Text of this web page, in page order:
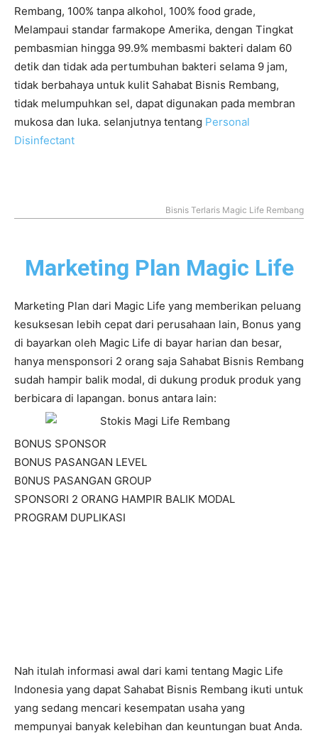
Rembang, 100% tanpa alkohol, 100% food grade,
Melampaui standar farmakope Amerika, dengan Tingkat
pembasmian hingga 99.9% membasmi bakteri dalam 60
detik dan tidak ada pertumbuhan bakteri selama 9 jam,
tidak berbahaya untuk kulit Sahabat Bisnis Rembang,
tidak melumpuhkan sel, dapat digunakan pada membran
mukosa dan luka. selanjutnya tentang Personal
Disinfectant
Bisnis Terlaris Magic Life Rembang
Marketing Plan Magic Life
Marketing Plan dari Magic Life yang memberikan peluang
kesuksesan lebih cepat dari perusahaan lain, Bonus yang
di bayarkan oleh Magic Life di bayar harian dan besar,
hanya mensponsori 2 orang saja Sahabat Bisnis Rembang
sudah hampir balik modal, di dukung produk produk yang
berbicara di lapangan. bonus antara lain:
BONUS SPONSOR
BONUS PASANGAN LEVEL
B0NUS PASANGAN GROUP
SPONSORI 2 ORANG HAMPIR BALIK MODAL
PROGRAM DUPLIKASI
Nah itulah informasi awal dari kami tentang Magic Life
Indonesia yang dapat Sahabat Bisnis Rembang ikuti untuk
yang sedang mencari kesempatan usaha yang
mempunyai banyak kelebihan dan keuntungan buat Anda.